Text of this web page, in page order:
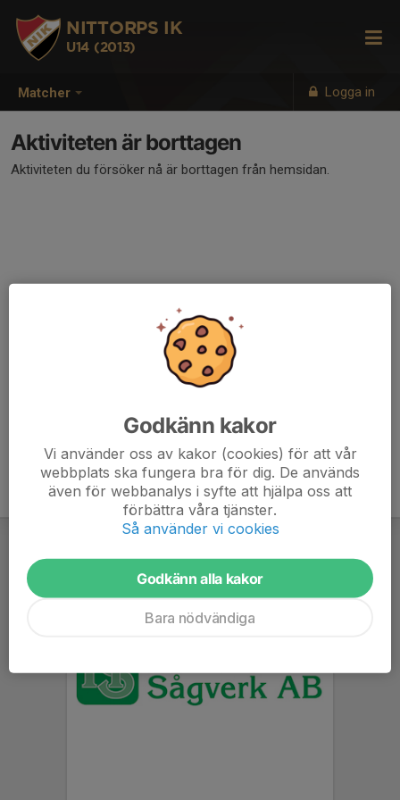
Matcher Logga in
NITTORPS IK
U14 (2013)
Aktiviteten är borttagen
Aktiviteten du försöker nå är borttagen från hemsidan.
Godkänn kakor
Vi använder oss av kakor (cookies) för att vår
webbplats ska fungera bra för dig. De används
även för webbanalys i syfte att hjälpa oss att
förbättra våra tjänster.
Så använder vi cookies
Godkänn alla kakor
Bara nödvändiga